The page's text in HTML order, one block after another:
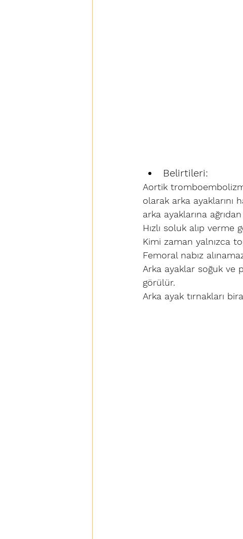
Belirtileri:
Aortik
olarak arka ayaklarını
arka ayaklarına
Hızlı soluk alıp verme
Kimi zaman yalnızca
Femoral nabız
Arka ayaklar soğuk ve
görülür.
Arka ayak tırnakları